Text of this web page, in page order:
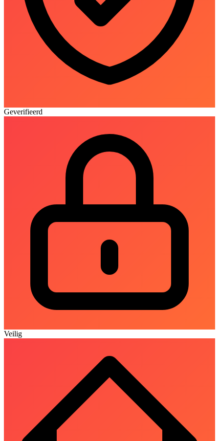
Geverifieerd
Veilig